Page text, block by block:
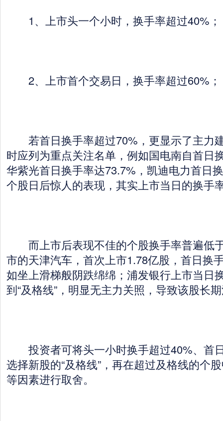
1、上市头一个小时，换手率超过40%；
2、上市首个交易日，换手率超过60%；
若首日换手率超过70%，更显示了主力
时应列为重点关注名单，例如国电南自首日
华紫光首日换手率达73.7%，凯迪电力首日
个股日后惊人的表现，其实上市当日的换手
而上市后表现不佳的个股换手率普遍低
市的天津汽车，首次上市1.78亿股，首日换
如坐上滑梯般阴跌绵绵；浦发银行上市当日
到“及格线”，明显无主力关照，导致该股长
投资者可将头一小时换手超过40%、首
选择新股的“及格线”，再在超过及格线的个
等因素进行取舍。